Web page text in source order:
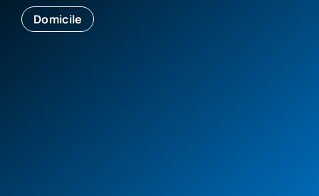
Domicile